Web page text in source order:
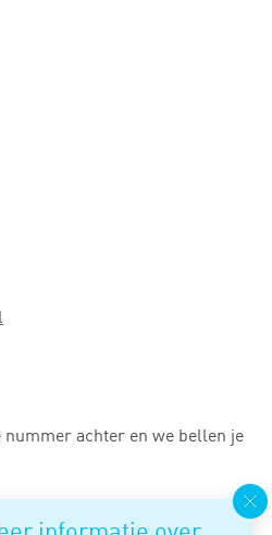
nummer achter en we bellen je